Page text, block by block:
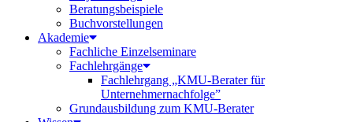
Beratungsbeispiele
Buchvorstellungen
Akademie
Fachliche Einzelseminare
Fachlehrgänge
Fachlehrgang „KMU-Berater für
Unternehmernachfolge”
Grundausbildung zum KMU-Berater